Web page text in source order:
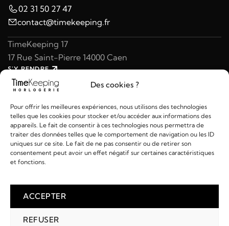
Des cookies ?
Pour offrir les meilleures expériences, nous utilisons des technologies
telles que les cookies pour stocker et/ou accéder aux informations des
appareils. Le fait de consentir à ces technologies nous permettra de
traiter des données telles que le comportement de navigation ou les ID
uniques sur ce site. Le fait de ne pas consentir ou de retirer son
consentement peut avoir un effet négatif sur certaines caractéristiques
et fonctions.
ACCEPTER
REFUSER
02 31 50 27 47
contact@timekeeping.fr
TimeKeeping 17
17 Rue Saint-Pierre 14000 Caen
S'Y RENDRE
02 31 47 49 97
contact@timekeeping.fr
Liens utiles
2026 © TIMEKEEPING - Réalisé par